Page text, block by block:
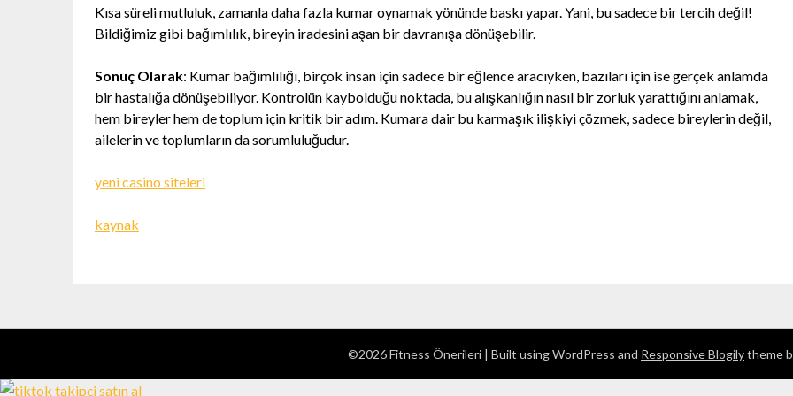
Kısa süreli mutluluk, zamanla daha fazla kumar oynamak yönünde baskı yapar. Yani, bu sadece bir tercih değil!
Bildiğimiz gibi bağımlılık, bireyin iradesini aşan bir davranışa dönüşebilir.
Sonuç Olarak: Kumar bağımlılığı, birçok insan için sadece bir eğlence aracıyken, bazıları için ise gerçek anlamda
bir hastalığa dönüşebiliyor. Kontrolün kaybolduğu noktada, bu alışkanlığın nasıl bir zorluk yarattığını anlamak,
hem bireyler hem de toplum için kritik bir adım. Kumara dair bu karmaşık ilişkiyi çözmek, sadece bireylerin değil,
ailelerin ve toplumların da sorumluluğudur.
yeni casino siteleri
kaynak
©2026 Fitness Önerileri | Built using WordPress and Responsive Blogilytheme